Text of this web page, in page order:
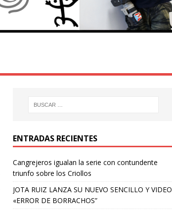
ENTRADAS RECIENTES
Cangrejeros igualan la serie con contundente
triunfo sobre los Criollos
JOTA RUIZ LANZA SU NUEVO SENCILLO Y VIDEO
«ERROR DE BORRACHOS”